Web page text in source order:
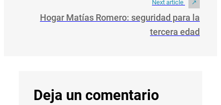
Next article
Hogar Matías Romero: seguridad para la
tercera edad
Deja un comentario